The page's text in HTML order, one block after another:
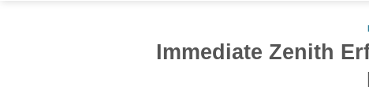
Immediate Zenith